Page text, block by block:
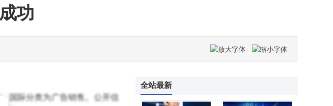
星网锐捷、合力泰等新设创投合伙企业
华为nova 15系列12月22日发布，Ultra版配置升级亮点多引期待
功
国际分类为广告销售。公开信
全站最新